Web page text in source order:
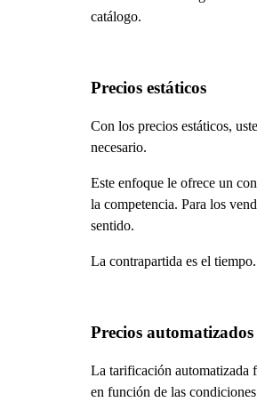
catálogo.
Precios estáticos
Con los precios estáticos,
necesario.
Este enfoque le ofrece un
la competencia. Para los
sentido.
La contrapartida es el
Precios automatizados
La tarificación automatizada
en función de las